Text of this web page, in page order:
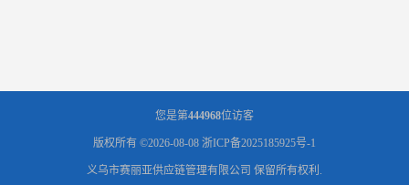
您是第444968位访客
版权所有 ©2026-08-08 浙ICP备2025185925号-1
义乌市赛丽亚供应链管理有限公司 保留所有权利.